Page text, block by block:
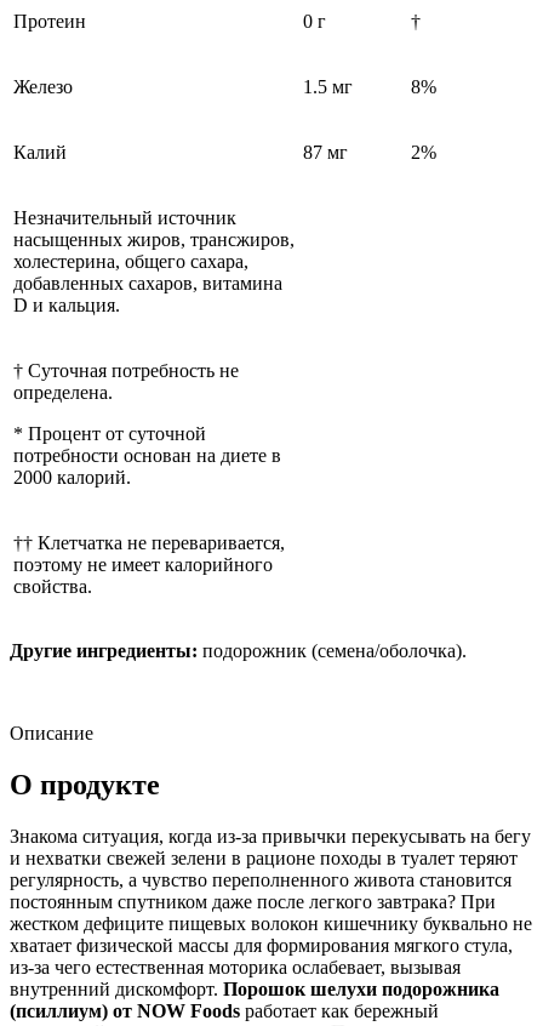
Протеин 0 г †
Железо 1.5 мг 8%
Калий 87 мг 2%
Незначительный источник
насыщенных жиров, трансжиров,
холестерина, общего сахара,
добавленных сахаров, витамина
D и кальция.
† Суточная потребность не
определена.
* Процент от суточной
потребности основан на диете в
2000 калорий.
†† Клетчатка не переваривается,
поэтому не имеет калорийного
свойства.
Другие ингредиенты: подорожник (семена/оболочка).
Описание
О продукте
Знакома ситуация, когда из-за привычки перекусывать на бегу
и нехватки свежей зелени в рационе походы в туалет теряют
регулярность, а чувство переполненного живота становится
постоянным спутником даже после легкого завтрака? При
жестком дефиците пищевых волокон кишечнику буквально не
хватает физической массы для формирования мягкого стула,
из-за чего естественная моторика ослабевает, вызывая
внутренний дискомфорт. Порошок шелухи подорожника
(псиллиум) от NOW Foods работает как бережный